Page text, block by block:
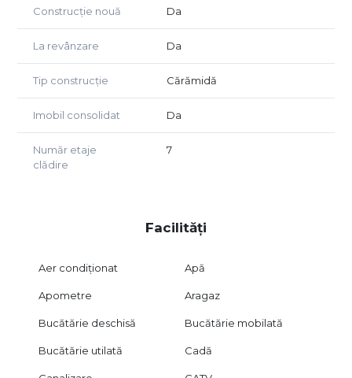
Construcție nouă Da
La revânzare Da
Tip construcție Cărămidă
Imobil consolidat Da
Număr etaje
clădire
7
Facilități
Aer condiționat Apă
Apometre Aragaz
Bucătărie deschisă Bucătărie mobilată
Bucătărie utilată Cadă